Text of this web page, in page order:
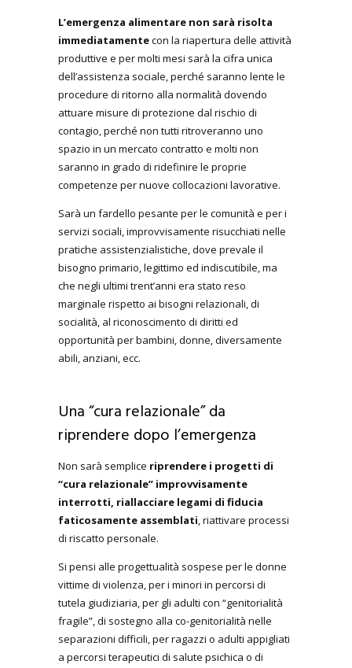
L’emergenza alimentare non sarà risolta
immediatamentecon la riapertura delle attività
produttive e per molti mesi sarà la cifra unica
dell’assistenza sociale, perché saranno lente le
procedure di ritorno alla normalità dovendo
attuare misure di protezione dal rischio di
contagio, perché non tutti ritroveranno uno
spazio in un mercato contratto e molti non
saranno in grado di ridefinire le proprie
competenze per nuove collocazioni lavorative.
Sarà un fardello pesante per le comunità e per i
servizi sociali, improvvisamente risucchiati nelle
pratiche assistenzialistiche, dove prevale il
bisogno primario, legittimo ed indiscutibile, ma
che negli ultimi trent’anni era stato reso
marginale rispetto ai bisogni relazionali, di
socialità, al riconoscimento di diritti ed
opportunità per bambini, donne, diversamente
abili, anziani, ecc.
Una “cura relazionale” da
riprendere dopo l’emergenza
Non sarà semplice riprendere i progetti di
“cura relazionale” improvvisamente
interrotti, riallacciare legami di fiducia
faticosamente assemblati, riattivare processi
di riscatto personale.
Si pensi alle progettualità sospese per le donne
vittime di violenza, per i minori in percorsi di
tutela giudiziaria, per gli adulti con “genitorialità
fragile”, di sostegno alla co-genitorialità nelle
separazioni difficili, per ragazzi o adulti appigliati
a percorsi terapeutici di salute psichica o di